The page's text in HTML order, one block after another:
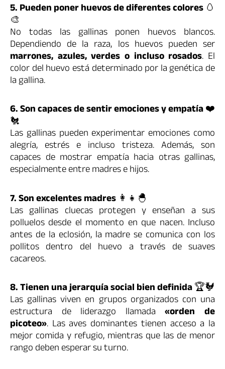
5. Pueden poner huevos de diferentes colores 🥚
🎨
No todas las gallinas ponen huevos blancos.
Dependiendo de la raza, los huevos pueden ser
marrones, azules, verdes o incluso rosados. El
color del huevo está determinado por la genética de
la gallina.
6. Son capaces de sentir emociones y empatía❤️
🐔
Las gallinas pueden experimentar emociones como
alegría, estrés e incluso tristeza. Además, son
capaces de mostrar empatía hacia otras gallinas,
especialmente entre madres e hijos.
7. Son excelentes madres 👩‍👧🐣
Las gallinas cluecas protegen y enseñan a sus
polluelos desde el momento en que nacen. Incluso
antes de la eclosión, la madre se comunica con los
pollitos dentro del huevo a través de suaves
cacareos.
8. Tienen una jerarquía social bien definida🏆🐓
Las gallinas viven en grupos organizados con una
estructura de liderazgo llamada«orden de
picoteo». Las aves dominantes tienen acceso a la
mejor comida y refugio, mientras que las de menor
rango deben esperar su turno.